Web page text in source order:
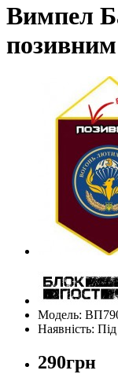
Вимпел
Модель:
Наявність:
290грн